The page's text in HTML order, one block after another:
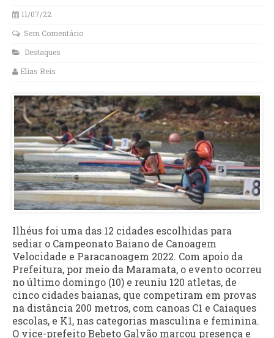
11/07/22
Sem Comentário
Destaques
Elias Reis
Ilhéus foi uma das 12 cidades escolhidas para
sediar o Campeonato Baiano de Canoagem
Velocidade e Paracanoagem 2022. Com apoio da
Prefeitura, por meio da Maramata, o evento ocorreu
no último domingo (10) e reuniu 120 atletas, de
cinco cidades baianas, que competiram em provas
na distância 200 metros, com canoas C1 e Caiaques
escolas, e K1, nas categorias masculina e feminina.
O vice-prefeito Bebeto Galvão marcou presença e